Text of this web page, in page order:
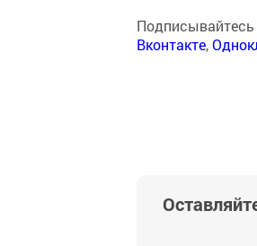
Вконтакте,